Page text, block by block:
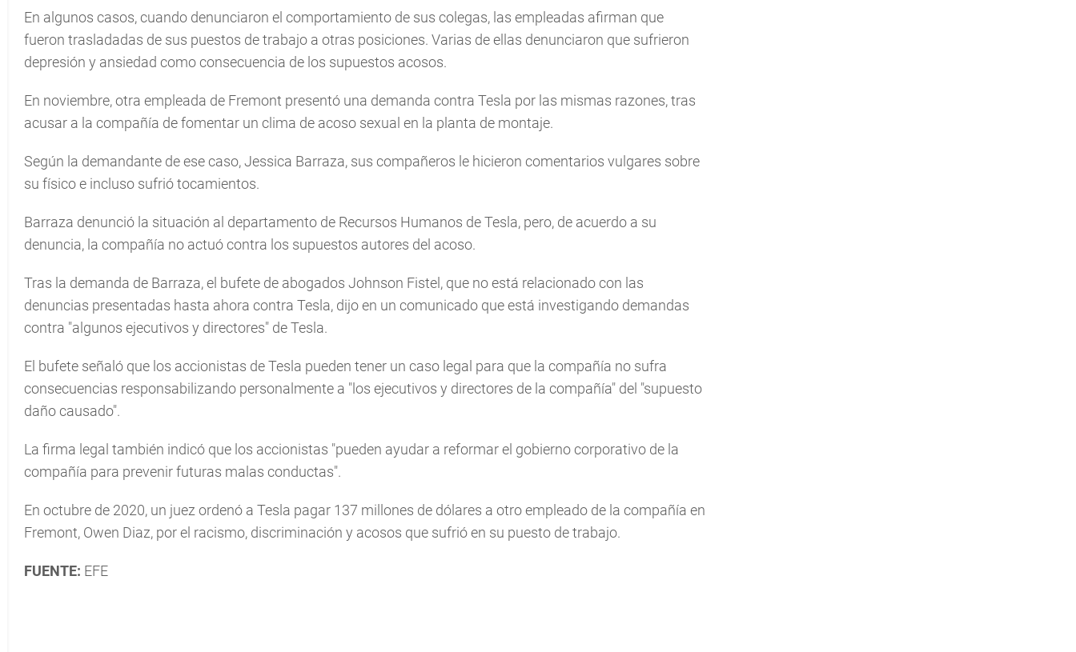
En algunos casos, cuando denunciaron el comportamiento de sus colegas, las empleadas afirman que
fueron trasladadas de sus puestos de trabajo a otras posiciones. Varias de ellas denunciaron que sufrieron
depresión y ansiedad como consecuencia de los supuestos acosos.
En noviembre, otra empleada de Fremont presentó una demanda contra Tesla por las mismas razones, tras
acusar a la compañía de fomentar un clima de acoso sexual en la planta de montaje.
Según la demandante de ese caso, Jessica Barraza, sus compañeros le hicieron comentarios vulgares sobre
su físico e incluso sufrió tocamientos.
Barraza denunció la situación al departamento de Recursos Humanos de Tesla, pero, de acuerdo a su
denuncia, la compañía no actuó contra los supuestos autores del acoso.
Tras la demanda de Barraza, el bufete de abogados Johnson Fistel, que no está relacionado con las
denuncias presentadas hasta ahora contra Tesla, dijo en un comunicado que está investigando demandas
contra "algunos ejecutivos y directores" de Tesla.
El bufete señaló que los accionistas de Tesla pueden tener un caso legal para que la compañía no sufra
consecuencias responsabilizando personalmente a "los ejecutivos y directores de la compañía" del "supuesto
daño causado".
La firma legal también indicó que los accionistas "pueden ayudar a reformar el gobierno corporativo de la
compañía para prevenir futuras malas conductas".
En octubre de 2020, un juez ordenó a Tesla pagar 137 millones de dólares a otro empleado de la compañía en
Fremont, Owen Diaz, por el racismo, discriminación y acosos que sufrió en su puesto de trabajo.
FUENTE: EFE